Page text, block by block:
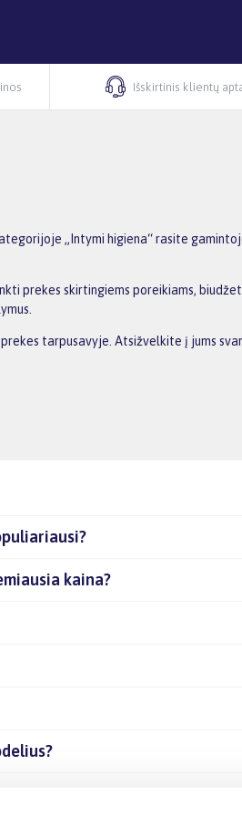
Išskirtinis klientų
„Intymi higiena“ rasite
prekes skirtingiems poreikiams,
tarpusavyje. Atsižvelkite į jums
kaina?